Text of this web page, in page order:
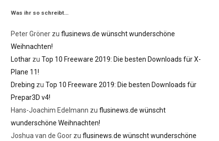
Was ihr so schreibt…
Peter Gröner zu flusinews.de wünscht wunderschöne
Weihnachten!
Lothar zu Top 10 Freeware 2019: Die besten Downloads für X-
Plane 11!
Drebing zu Top 10 Freeware 2019: Die besten Downloads für
Prepar3D v4!
Hans-Joachim Edelmann zu flusinews.de wünscht
wunderschöne Weihnachten!
Joshua van de Goor zu flusinews.de wünscht wunderschöne